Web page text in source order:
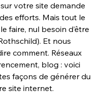
votre site demande
efforts. Mais tout le
faire, nul besoin d’être
Et nous
comment. Réseaux
blog : voici
façons de générer du
site internet.